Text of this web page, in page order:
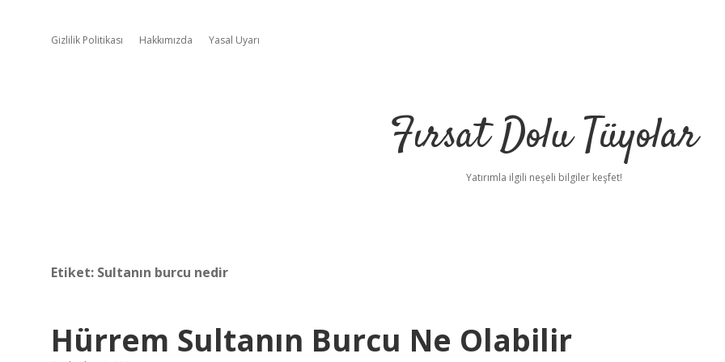
Gizlilik Politikası Hakkımızda Yasal Uyarı
Fırsat Dolu Tüyolar
Yatırımla ilgili neşeli bilgiler keşfet!
Etiket: Sultanın burcu nedir
Hürrem Sultanın Burcu Ne Olabilir